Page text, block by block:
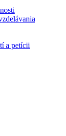
a petícii